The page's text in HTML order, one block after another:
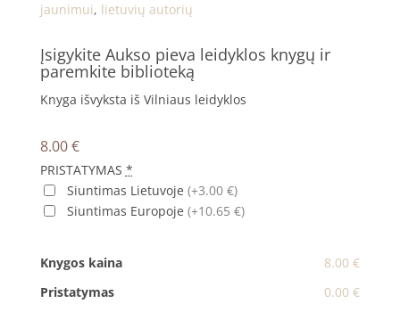
jaunimui, lietuvių autorių
Įsigykite Aukso pieva leidyklos knygų ir
paremkite biblioteką
Knyga išvyksta iš Vilniaus leidyklos
8.00€
PRISTATYMAS *
Siuntimas Lietuvoje (+3.00 €)
Siuntimas Europoje (+10.65 €)
Knygos kaina
8.00 €
Pristatymas
0.00 €